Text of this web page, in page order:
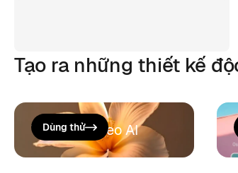
Tạo ra những thiết kế
Tạo một video AI
Dùng thử